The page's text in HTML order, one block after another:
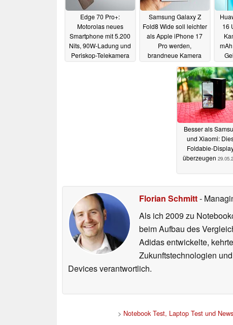
Edge 70 Pro+:
Motorolas neues
Smartphone mit 5.200
Nits, 90W-Ladung und
Periskop-Telekamera
Samsung Galaxy Z
Fold8 Wide soll leichter
als Apple iPhone 17
Pro werden,
brandneue Kamera
02.06.2026
16
Besser als
und Xiaomi:
Foldable-
überzeugen
Florian Schmitt-
Als ich 2009 zu
beim Aufbau des
Adidas entwickelte,
Zukunftstechnologien
Devices verantwortlich.
> Notebook Test, Laptop Test und News